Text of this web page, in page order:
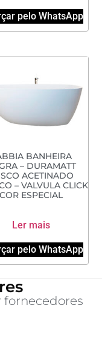
pelo WhatsApp
BANHEIRA
– DURAMATT
ACETINADO
– VALVULA CLICK
COR ESPECIAL
Ler mais
pelo WhatsApp
fornecedores